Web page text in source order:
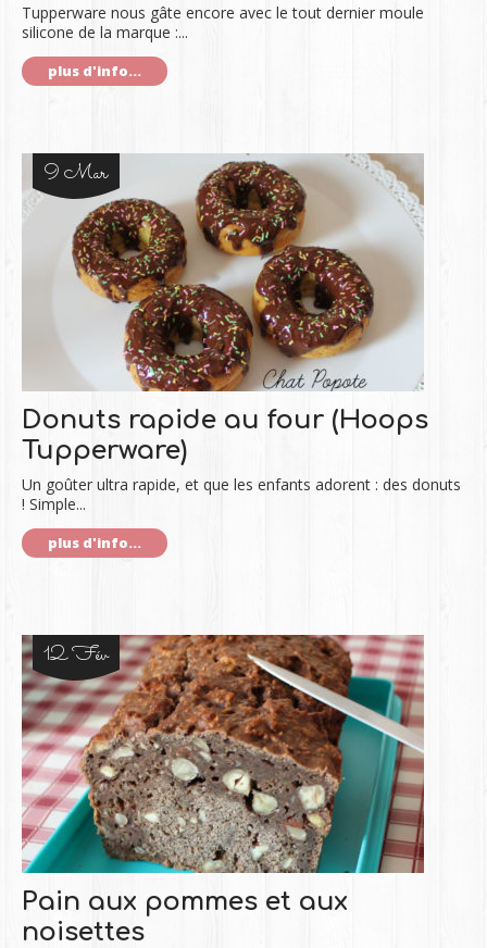
Tupperware nous gâte encore avec le tout dernier moule
silicone de la marque :...
plus d'info...
9 Mar
Donuts rapide au four (Hoops
Tupperware)
Un goûter ultra rapide, et que les enfants adorent : des donuts
! Simple...
plus d'info...
12 Fév
Pain aux pommes et aux
noisettes